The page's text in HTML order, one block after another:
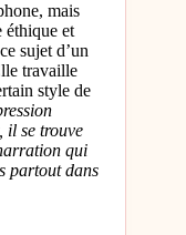
mais
éthique et
sujet d’un
travaille
style de
il se trouve
qui
partout dans